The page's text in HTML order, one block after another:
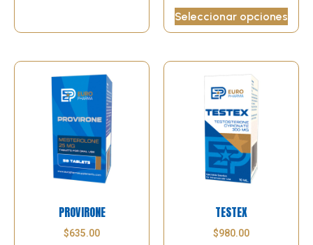
Seleccionar opciones
PROVIRONE
$635.00
TESTEX
$980.00